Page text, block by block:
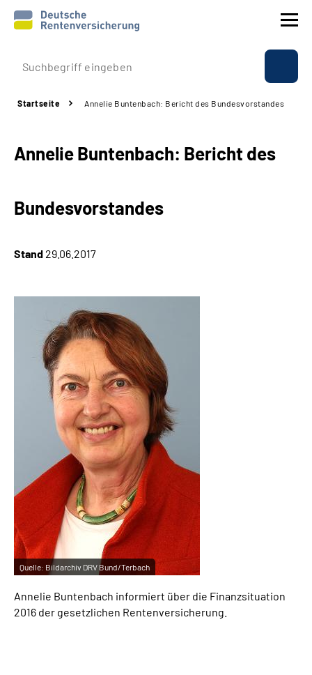
Prävention
Rente
Online-Services
Suche
Language
Inhalte in Gebärdensprache (DGS)
Leichte Sprache
Mein Kundenportal
Startseite Annelie Buntenbach: Bericht des Bundesvorstandes
Annelie Buntenbach: Bericht des
Bundesvorstandes
Stand 29.06.2017
Quelle: Bildarchiv DRV Bund/Terbach
Annelie Buntenbach informiert über die Finanzsituation
2016 der gesetzlichen Rentenversicherung.